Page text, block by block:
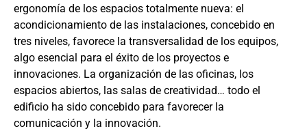
ergonomía de los espacios totalmente nueva: el
acondicionamiento de las instalaciones, concebido en
tres niveles, favorece la transversalidad de los equipos,
algo esencial para el éxito de los proyectos e
innovaciones. La organización de las oficinas, los
espacios abiertos, las salas de creatividad… todo el
edificio ha sido concebido para favorecer la
comunicación y la innovación.